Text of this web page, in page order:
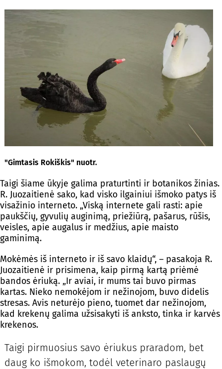
"Gimtasis Rokiškis" nuotr.
Taigi šiame ūkyje galima praturtinti ir botanikos žinias.
R. Juozaitienė sako, kad visko ilgainiui išmoko patys iš
visažinio interneto. „Viską internete gali rasti: apie
paukščių, gyvulių auginimą, priežiūrą, pašarus, rūšis,
veisles, apie augalus ir medžius, apie maisto
gaminimą.
Mokėmės iš interneto ir iš savo klaidų“, – pasakoja R.
Juozaitienė ir prisimena, kaip pirmą kartą priėmė
bandos ėriuką. „Ir aviai, ir mums tai buvo pirmas
kartas. Nieko nemokėjom ir nežinojom, buvo didelis
stresas. Avis neturėjo pieno, tuomet dar nežinojom,
kad krekenų galima užsisakyti iš anksto, tinka ir karvės
krekenos.
Taigi pirmuosius savo ėriukus praradom, bet
daug ko išmokom, todėl veterinaro paslaugų